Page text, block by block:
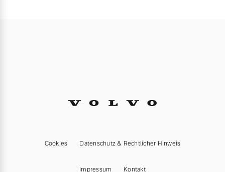
Cookies Datenschutz & Rechtlicher Hinweis
Impressum Kontakt